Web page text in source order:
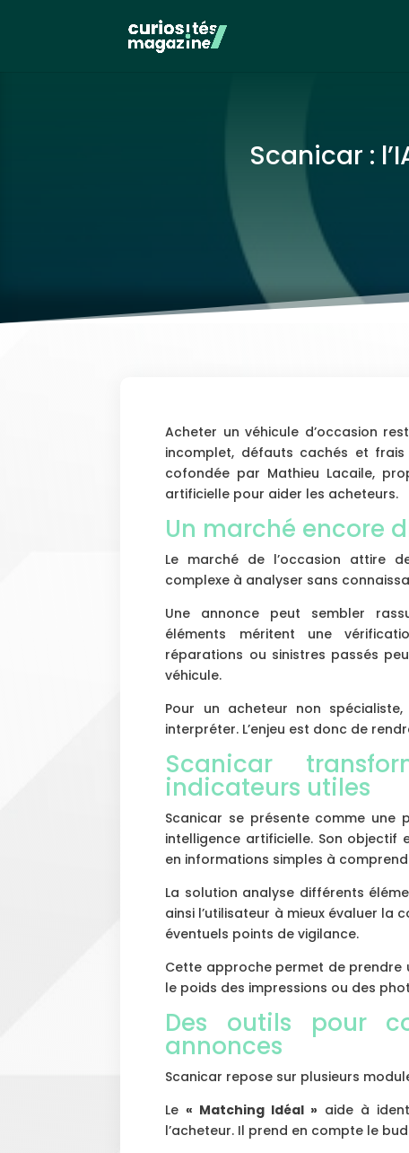
Scanicar :
Acheter un véhicule d’occasion
incomplet, défauts cachés et
cofondée par Mathieu Lacaile,
artificielle pour aider les acheteurs.
Un marché encore
Le marché de l’occasion attire
complexe à analyser sans
Une annonce peut sembler
éléments méritent une
réparations ou sinistres passés
véhicule.
Pour un acheteur non
interpréter. L’enjeu est donc de
Scanicar
indicateurs utiles
Scanicar se présente comme une
intelligence artificielle. Son objectif
en informations simples à
La solution analyse différents
ainsi l’utilisateur à mieux évaluer la
éventuels points de vigilance.
Cette approche permet de prendre
le poids des impressions ou des
Des outils pour
annonces
Scanicar repose sur plusieurs
Le« Matching Idéal » aide à
l’acheteur. Il prend en compte le